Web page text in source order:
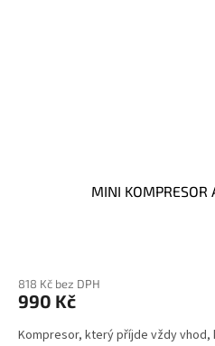
MINI KOMPRESOR
818 Kč bez DPH
990 Kč
Kompresor, který příjde vždy